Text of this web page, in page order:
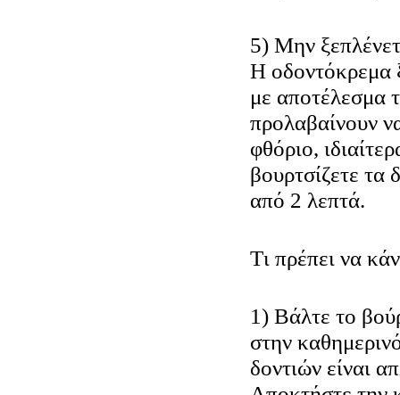
5) Μην
Η οδοντόκρεμα
με αποτέλεσμα
προλαβαίνουν
φθόριο,
βουρτσίζετε τα
από 2 λεπτά.
Tι πρέπει να
1) Βάλτε το
στην
δοντιών είναι